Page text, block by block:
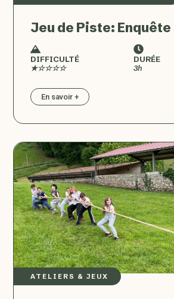
Jeu de Piste: Enquête
DIFFICULTÉ
★☆☆☆☆
DURÉE
3h
En savoir +
ATELIERS & JEUX